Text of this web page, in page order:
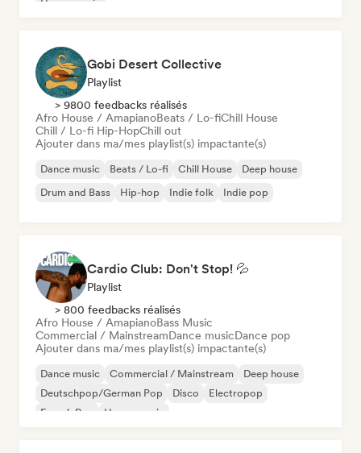
House music
Gobi Desert Collective
Playlist
> 9800 feedbacks réalisés
Afro House / AmapianoBeats / Lo-fiChill House
Chill / Lo-fi Hip-HopChill out
Ajouter dans ma/mes playlist(s) impactante(s)
Dance music Beats / Lo-fi Chill House
Deep house
Drum and Bass
Hip-hop Indie folk Indie pop
Cardio Club: Don't Stop! 💦
Playlist
> 800 feedbacks réalisés
Afro House / AmapianoBass Music
Commercial / MainstreamDance musicDance pop
Ajouter dans ma/mes playlist(s) impactante(s)
Dance music Commercial / Mainstream
Deep house
Deutschpop/German Pop
Disco
Electropop
French Pop
House music